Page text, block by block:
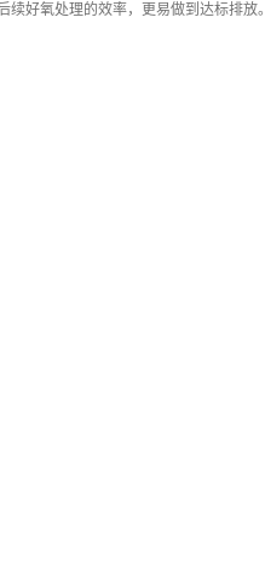
好氧处理的效率，更易做到达标排放。